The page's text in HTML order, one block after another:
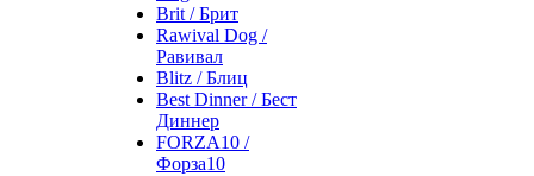
Brit / Брит
Rawival Dog /
Равивал
Blitz / Блиц
Best Dinner / Бест
Диннер
FORZA10 /
Форза10